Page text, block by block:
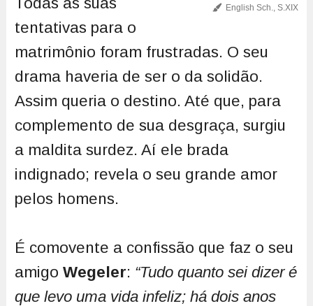
English Sch., S.XIX
tentativas para o
matrimônio foram frustradas. O seu
drama haveria de ser o da solidão.
Assim queria o destino. Até que, para
complemento de sua desgraça, surgiu
a maldita surdez. Aí ele brada
indignado; revela o seu grande amor
pelos homens.
É comovente a confissão que faz o seu
amigo Wegeler: “Tudo quanto sei dizer é
que levo uma vida infeliz; há dois anos